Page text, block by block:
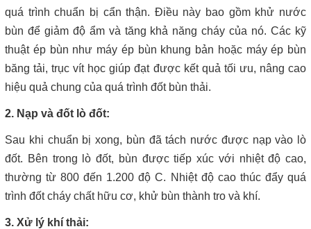
quá trình chuẩn bị cẩn thận. Điều này bao gồm khử nước
bùn để giảm độ ẩm và tăng khả năng cháy của nó. Các kỹ
thuật ép bùn như máy ép bùn khung bản hoặc máy ép bùn
băng tải, trục vít học giúp đạt được kết quả tối ưu, nâng cao
hiệu quả chung của quá trình đốt bùn thải.
2. Nạp và đốt lò đốt:
Sau khi chuẩn bị xong, bùn đã tách nước được nạp vào lò
đốt. Bên trong lò đốt, bùn được tiếp xúc với nhiệt độ cao,
thường từ 800 đến 1.200 độ C. Nhiệt độ cao thúc đẩy quá
trình đốt cháy chất hữu cơ, khử bùn thành tro và khí.
3. Xử lý khí thải: